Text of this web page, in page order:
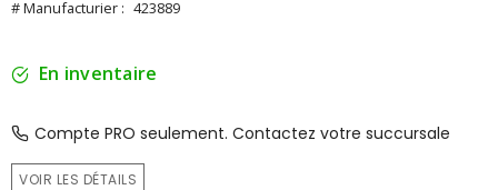
# Manufacturier : 423889
En inventaire
Compte PRO seulement. Contactez votre succursale
VOIR LES DÉTAILS